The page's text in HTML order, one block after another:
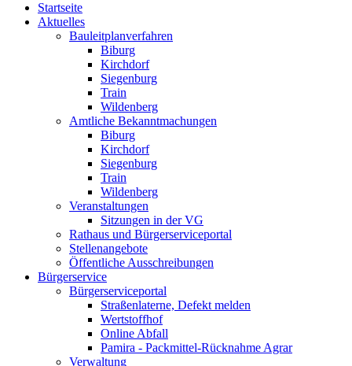
Startseite
Aktuelles
Bauleitplanverfahren
Biburg
Kirchdorf
Siegenburg
Train
Wildenberg
Amtliche Bekanntmachungen
Biburg
Kirchdorf
Siegenburg
Train
Wildenberg
Veranstaltungen
Sitzungen in der VG
Rathaus und Bürgerserviceportal
Stellenangebote
Öffentliche Ausschreibungen
Bürgerservice
Bürgerserviceportal
Straßenlaterne, Defekt melden
Wertstoffhof
Online Abfall
Pamira - Packmittel-Rücknahme Agrar
Verwaltung